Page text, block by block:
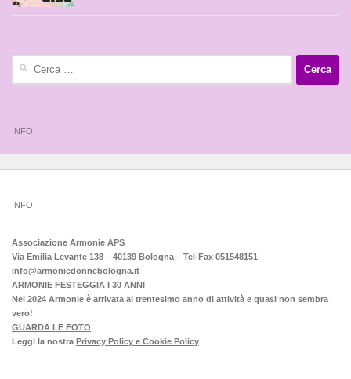
INFO
INFO
Associazione Armonie APS
Via Emilia Levante 138 – 40139 Bologna – Tel-Fax 051548151
info@armoniedonnebologna.it
ARMONIE FESTEGGIA I 30 ANNI
Nel 2024 Armonie è arrivata al trentesimo anno di attività e quasi non sembra
vero!
GUARDA LE FOTO
Leggi la nostra Privacy Policy e Cookie Policy